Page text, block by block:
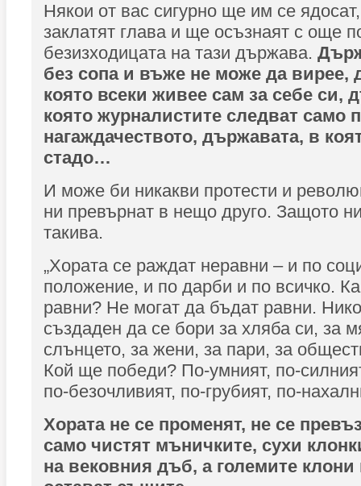
Някои от вас сигурно ще им се
заклатят глава и ще осъзнаят с още
безизходицата на тази държава.
без сопа и въже не може да вирее,
която всеки живее сам за себе си,
която журналистите следват само
нагаждачеството, държавата, в
стадо…
И може би никакви протести и
ни превърнат в нещо друго. Защото
такива.
„Хората се раждат неравни – и по
положение, и по дарби и по всичко.
равни? Не могат да бъдат равни.
създаден да се бори за хляба си, за
слънцето, за жени, за пари, за
Кой ще победи? По-умният, по-
по-безочливият, по-грубият, по-
Хората не се променят, не се
само чистят мъничките, сухи
на вековния дъб, а големите